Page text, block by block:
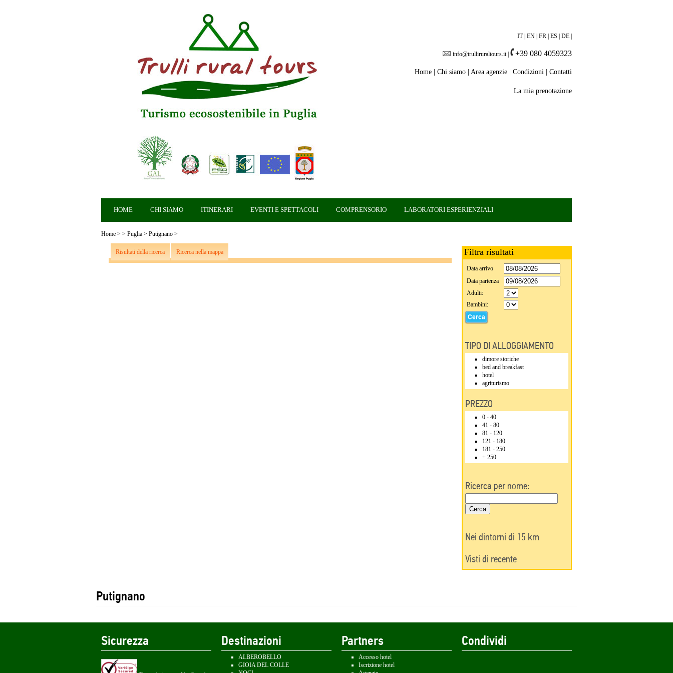
IT| EN FR ES DE
info@trulliruraltours.it| +39 080 4059323
Home Chi siamo Area agenzie Condizioni Contatti
La mia prenotazione
HOME CHI SIAMO ITINERARI EVENTI E SPETTACOLI COMPRENSORIO LABORATORI ESPERIENZIALI
Home > > Puglia > Putignano >
Risultati della ricerca Ricerca nella mappa Filtra risultati
Data arrivo
Data partenza
Adulti:
Bambini:
TIPO DI ALLOGGIAMENTO
dimore storiche
bed and breakfast
hotel
agriturismo
PREZZO
0 - 40
41 - 80
81 - 120
121 - 180
181 - 250
+ 250
Ricerca per nome:
Nei dintorni di 15 km
Visti di recente
Putignano
Sicurezza Destinazioni
ALBEROBELLO
GIOIA DEL COLLE
Partners
Accesso hotel
Iscrizione hotel
Condividi